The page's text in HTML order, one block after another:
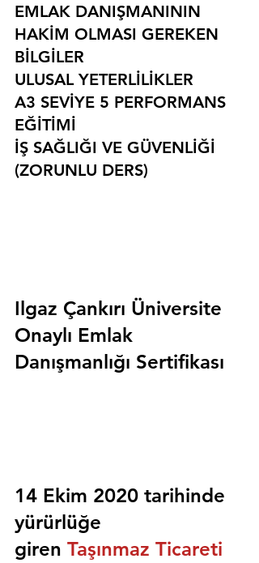
EMLAK DANIŞMANININ
HAKİM OLMASI GEREKEN
BİLGİLER
ULUSAL YETERLİLİKLER
A3 SEVİYE 5 PERFORMANS
EĞİTİMİ
İŞ SAĞLIĞI VE GÜVENLİĞİ
(ZORUNLU DERS)
Ilgaz Çankırı Üniversite
Onaylı Emlak
Danışmanlığı Sertifikası
14 Ekim 2020 tarihinde
yürürlüğe
giren Taşınmaz Ticareti